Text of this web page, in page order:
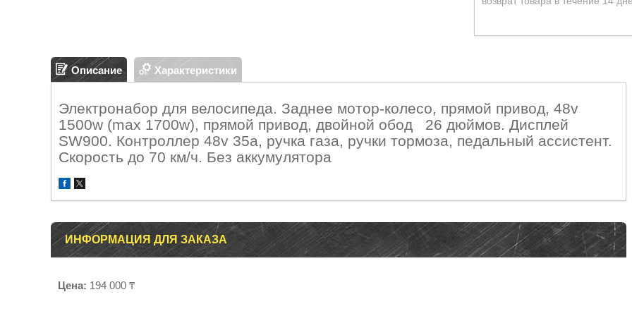
Описание Характеристики
Электронабор для велосипеда. Заднее мотор-колесо, прямой привод, 48v
1500w (max 1700w), прямой привод, двойной обод 26 дюймов. Дисплей
SW900. Контроллер 48v 35a, ручка газа, ручки тормоза, педальный ассистент.
Скорость до 70 км/ч. Без аккумулятора
ИНФОРМАЦИЯ ДЛЯ ЗАКАЗА
Цена: 194 000 ₸